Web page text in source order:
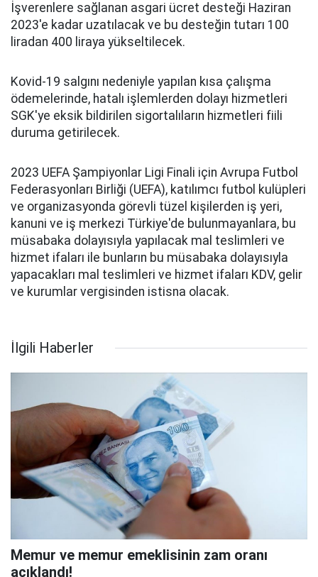
İşverenlere sağlanan asgari ücret desteği Haziran
2023'e kadar uzatılacak ve bu desteğin tutarı 100
liradan 400 liraya yükseltilecek.
Kovid-19 salgını nedeniyle yapılan kısa çalışma
ödemelerinde, hatalı işlemlerden dolayı hizmetleri
SGK'ye eksik bildirilen sigortalıların hizmetleri fiili
duruma getirilecek.
2023 UEFA Şampiyonlar Ligi Finali için Avrupa Futbol
Federasyonları Birliği (UEFA), katılımcı futbol kulüpleri
ve organizasyonda görevli tüzel kişilerden iş yeri,
kanuni ve iş merkezi Türkiye'de bulunmayanlara, bu
müsabaka dolayısıyla yapılacak mal teslimleri ve
hizmet ifaları ile bunların bu müsabaka dolayısıyla
yapacakları mal teslimleri ve hizmet ifaları KDV, gelir
ve kurumlar vergisinden istisna olacak.
İlgili Haberler
Memur ve memur emeklisinin zam oranı
açıklandı!